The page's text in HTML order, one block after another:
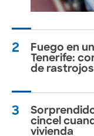
2
Fuego en
Tenerife:
de rastrojos
3
cincel
vivienda